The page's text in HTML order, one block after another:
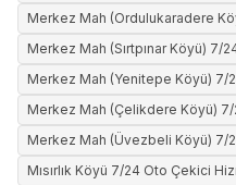
Merkez Mah (Ordulukaradere
Merkez Mah (Sırtpınar Köyü) 7/
Merkez Mah (Yenitepe Köyü) 7/
Merkez Mah (Çelikdere Köyü)
Merkez Mah (Üvezbeli Köyü) 7/
Mısırlık Köyü 7/24 Oto Çekici